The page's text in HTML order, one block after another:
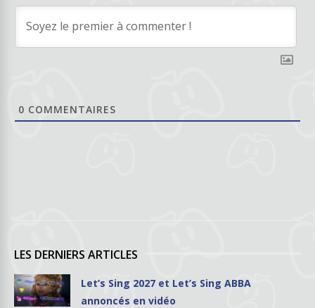
0 COMMENTAIRES
LES DERNIERS ARTICLES
Let’s Sing 2027 et Let’s Sing ABBA
annoncés en vidéo